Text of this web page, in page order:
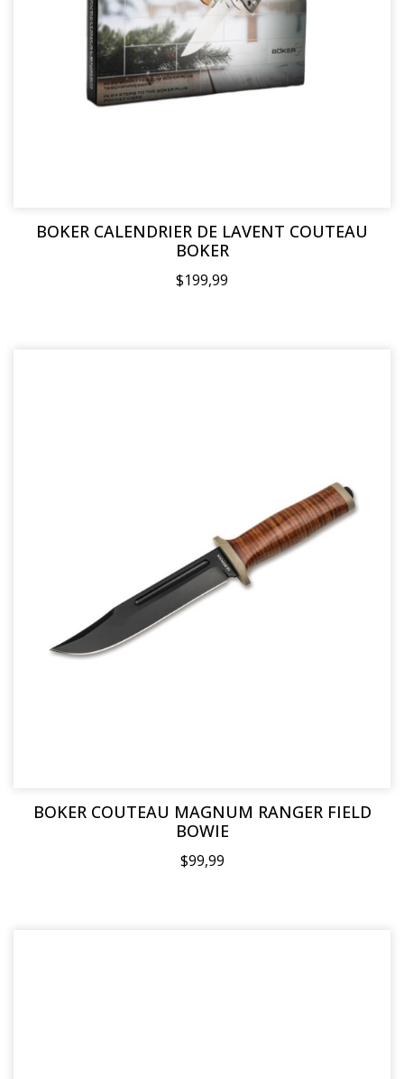
BOKER CALENDRIER DE LAVENT COUTEAU
BOKER
$199,99
BOKER COUTEAU MAGNUM RANGER FIELD
BOWIE
$99,99